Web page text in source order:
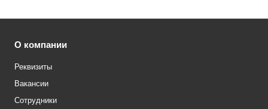
О компании
Реквизиты
Вакансии
Сотрудники